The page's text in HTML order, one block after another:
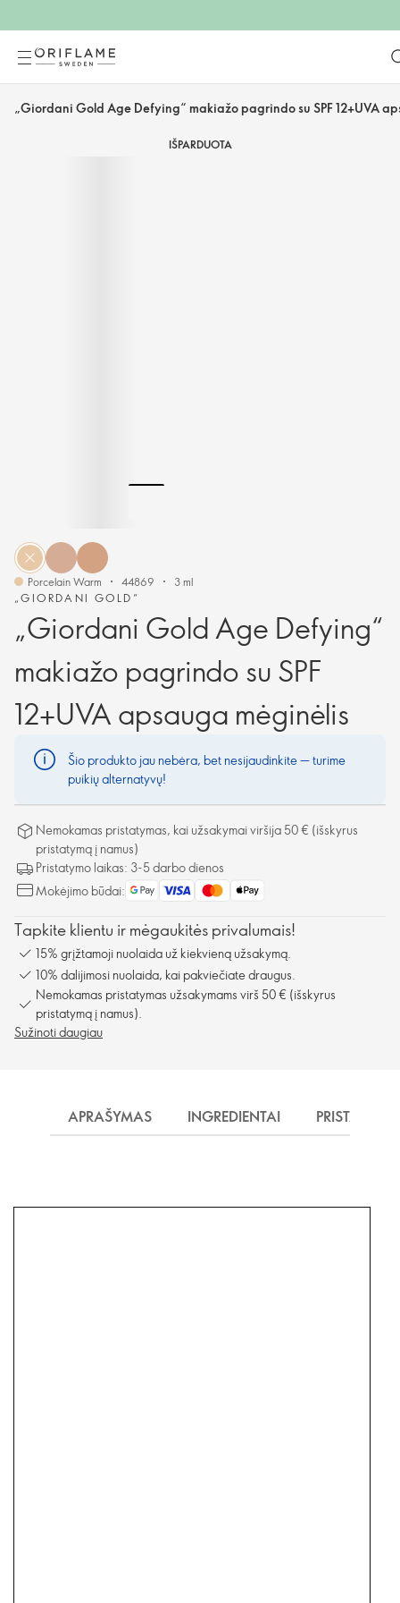
„Giordani Gold Age Defying“ makiažo pagrindo su SPF 12+UVA
IŠPARDUOTA
„GIORDANI GOLD“
„Giordani Gold Age Defying“
makiažo pagrindo su SPF
12+UVA apsauga mėginėlis
Porcelain Warm 44869 3 ml
Šio produkto jau nebėra, bet nesijaudinkite — turime
puikių alternatyvų!
Nemokamas pristatymas, kai užsakymai viršija 50 € (išskyrus
pristatymą į namus)
Pristatymo laikas: 3-5 darbo dienos
Mokėjimo būdai:
Tapkite klientu ir mėgaukitės privalumais!
15% grįžtamoji nuolaida už kiekvieną užsakymą.
10% dalijimosi nuolaida, kai pakviečiate draugus.
Nemokamas pristatymas užsakymams virš 50 € (išskyrus
pristatymą į namus).
Sužinoti daugiau
APRAŠYMAS INGREDIENTAI